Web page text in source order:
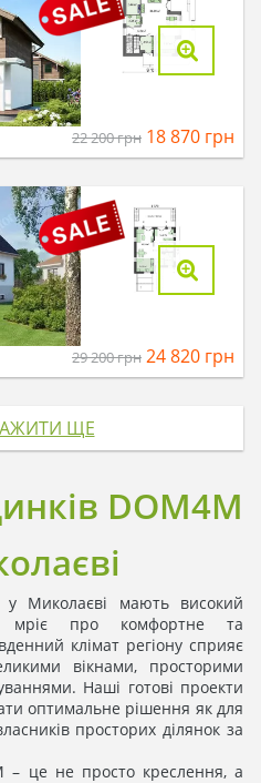
22 200грн 18 870 грн
29 200грн 24 820 грн
ЩЕ
DOM4M
у Миколаєві мають високий
про комфортне та
клімат регіону сприяє
вікнами, просторими
Наші готові проекти
оптимальне рішення як для
просторих ділянок за
– це не просто креслення, а